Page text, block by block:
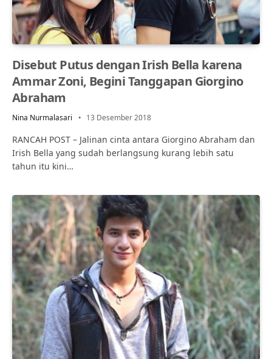
Disebut Putus dengan Irish Bella karena
Ammar Zoni, Begini Tanggapan Giorgino
Abraham
Nina Nurmalasari 13 Desember 2018
RANCAH POST – Jalinan cinta antara Giorgino Abraham dan
Irish Bella yang sudah berlangsung kurang lebih satu
tahun itu kini…